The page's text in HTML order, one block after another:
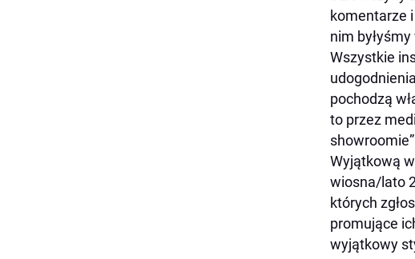
komentarze
nim
Wszystkie
pochodzą
to przez
Wyjątkową
wiosna/lato
których
promujące
wyjątkowy